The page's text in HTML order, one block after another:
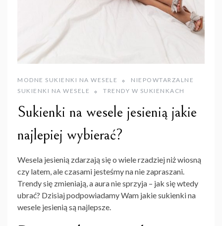
MODNE SUKIENKI NA WESELE
NIEPOWTARZALNE
SUKIENKI NA WESELE
TRENDY W SUKIENKACH
Sukienki na wesele jesienią jakie
najlepiej wybierać?
Wesela jesienią zdarzają się o wiele rzadziej niż wiosną
czy latem, ale czasami jesteśmy na nie zapraszani.
Trendy się zmieniają, a aura nie sprzyja – jak się wtedy
ubrać? Dzisiaj podpowiadamy Wam jakie sukienki na
wesele jesienią są najlepsze.